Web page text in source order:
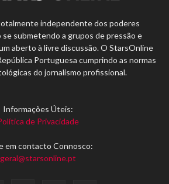
independente dos poderes
submetendo a grupos de pressão e
aberto à livre discussão. O StarsOnline
Portuguesa cumprindo as normas
do jornalismo profissional.
Informações Úteis:
de Privacidade
em contacto Connosco:
geral@starsonline.pt